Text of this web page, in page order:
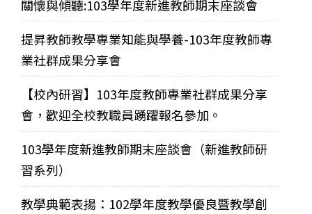
關懷與傾聽:103學年度新進教師期末座談會
提昇教師教學專業知能與學養-103年度教師專
業社群成果分享會
【校內研習】103年度教師專業社群成果分享
會，歡迎全校教職員踴躍報名參加。
103學年度新進教師期末座談會（新進教師研
習系列）
教學典範表揚：102學年度教學優良暨教學創